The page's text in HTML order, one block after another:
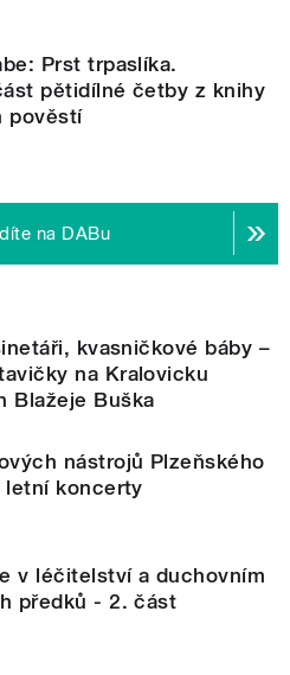
Prst trpaslíka.
pětidílné četby z knihy
pověstí
na DABu
kvasničkové báby –
na Kralovicku
Blažeje Buška
nástrojů Plzeňského
letní koncerty
v léčitelství a duchovním
předků - 2. část